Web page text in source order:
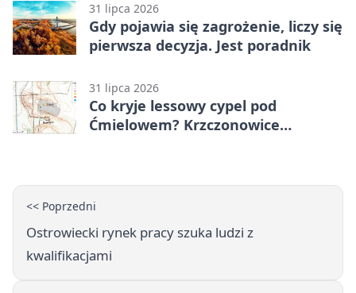
31 lipca 2026
Gdy pojawia się zagrożenie, liczy się
pierwsza decyzja. Jest poradnik
31 lipca 2026
Co kryje lessowy cypel pod
Ćmielowem? Krzczonowice
<< Poprzedni
Ostrowiecki rynek pracy szuka ludzi z
kwalifikacjami